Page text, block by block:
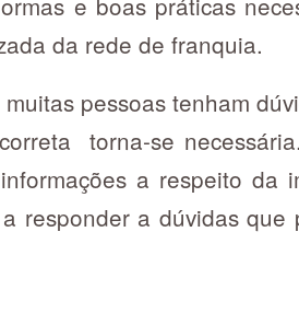
da rede de franquia.
pessoas tenham
torna-se
a respeito da
responder a dúvidas que